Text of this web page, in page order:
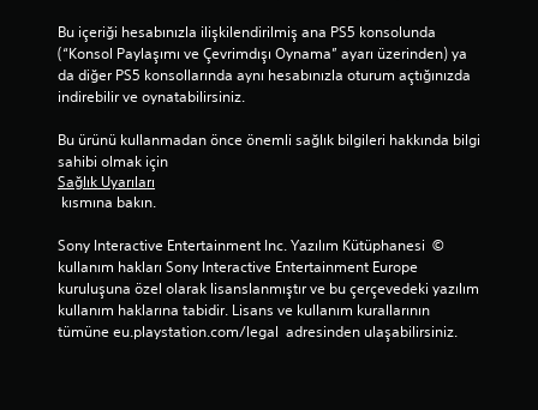
Bu içeriği hesabınızla ilişkilendirilmiş ana PS5 konsolunda
(“Konsol Paylaşımı ve Çevrimdışı Oynama” ayarı üzerinden) ya
da diğer PS5 konsollarında aynı hesabınızla oturum açtığınızda
indirebilir ve oynatabilirsiniz.
Bu ürünü kullanmadan önce önemli sağlık bilgileri hakkında bilgi
sahibi olmak için
Sağlık Uyarıları
kısmına bakın.
Sony Interactive Entertainment Inc. Yazılım Kütüphanesi  ©
kullanım hakları Sony Interactive Entertainment Europe
kuruluşuna özel olarak lisanslanmıştır ve bu çerçevedeki yazılım
kullanım haklarına tabidir. Lisans ve kullanım kurallarının
tümüne eu.playstation.com/legal  adresinden ulaşabilirsiniz.